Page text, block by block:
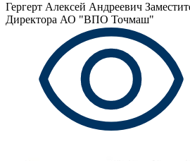
Гергерт Алексей Андреевич
Директора АО "ВПО Точмаш"